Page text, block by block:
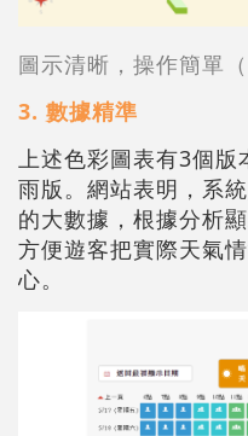
圖示清晰，操作簡單
3. 數據精準
上述色彩圖表有3個版
雨版。網站表明，系
的大數據，根據分析
方便遊客把實際天氣
心。